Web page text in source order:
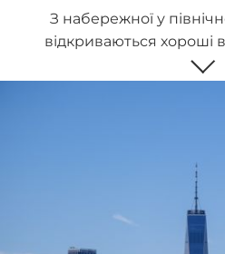
З набережної у
відкриваються хороші